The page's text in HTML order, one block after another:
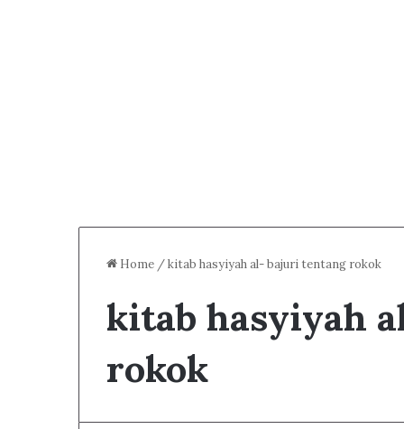
Home /kitab hasyiyah al- bajuri tentang rokok
kitab hasyiyah
rokok